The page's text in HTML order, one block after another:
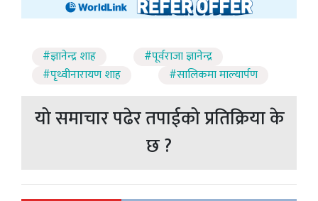
#ज्ञानेन्द्र शाह
#पूर्वराजा ज्ञानेन्द्र
#पृथ्वीनारायण शाह
#सालिकमा माल्यार्पण
यो समाचार पढेर तपाईको प्रतिक्रिया के
छ ?